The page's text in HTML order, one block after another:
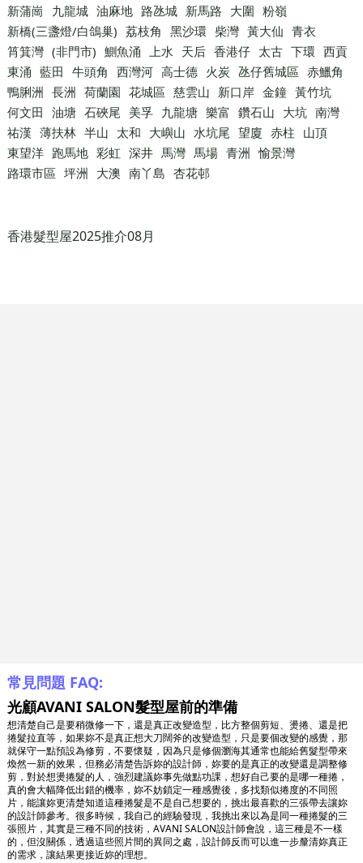
新蒲崗
九龍城 油麻地 路氹城 新馬路 大圍 粉嶺
新橋(三盞燈/白鴿巢) 荔枝角 黑沙環 柴灣 黃大仙 青衣
筲箕灣 (非門市) 鰂魚涌 上水 天后 香港仔 太古 下環 西貢
東涌 藍田 牛頭角 西灣河 高士德 火炭 氹仔舊城區 赤鱲角
鴨脷洲 長洲 荷蘭園 花城區 慈雲山 新口岸 金鐘 黃竹坑
何文田 油塘 石硤尾 美孚 九龍塘 樂富 鑽石山 大坑 南灣
祐漢 薄扶林 半山 太和 大嶼山 水坑尾 望廈 赤柱 山頂
東望洋 跑馬地 彩虹 深井 馬灣 馬場 青洲 愉景灣
路環市區 坪洲 大澳 南丫島 杏花邨
香港髮型屋2025推介08月
常見問題 FAQ:
光顧AVANI SALON髮型屋前的準備
想清楚自己是要稍微修一下，還是真正改變造型，比方整個剪短、燙捲、還是把
捲髮拉直等，如果妳不是真正想大刀闊斧的改變造型，只是要個改變的感覺，那
就保守一點預設為修剪，不要懷疑，因為只是修個瀏海其通常也能給舊髮型帶來
煥然一新的效果，但務必清楚告訴妳的設計師，妳要的是真正的改變還是調整修
剪，對於想燙捲髮的人，強烈建議妳事先做點功課，想好自己要的是哪一種捲，
真的會大幅降低出錯的機率，妳不妨鎖定一種感覺後，多找類似捲度的不同照
片，能讓妳更清楚知道這種捲髮是不是自己想要的，挑出最喜歡的三張帶去讓妳
的設計師參考。很多時候，我自己的經驗發現，我挑出來以為是同一種捲髮的三
張照片，其實是三種不同的技術，AVANI SALON設計師會說，這三種是不一樣
的，但沒關係，透過這些照片間的異同之處，設計師反而可以進一步釐清妳真正
的需求，讓結果更接近妳的理想。